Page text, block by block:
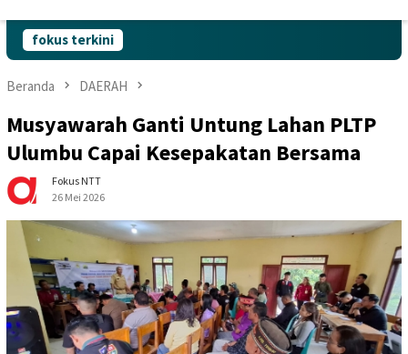
fokus terkini
Beranda DAERAH
Musyawarah Ganti Untung Lahan PLTP
Ulumbu Capai Kesepakatan Bersama
Fokus NTT
26 Mei 2026